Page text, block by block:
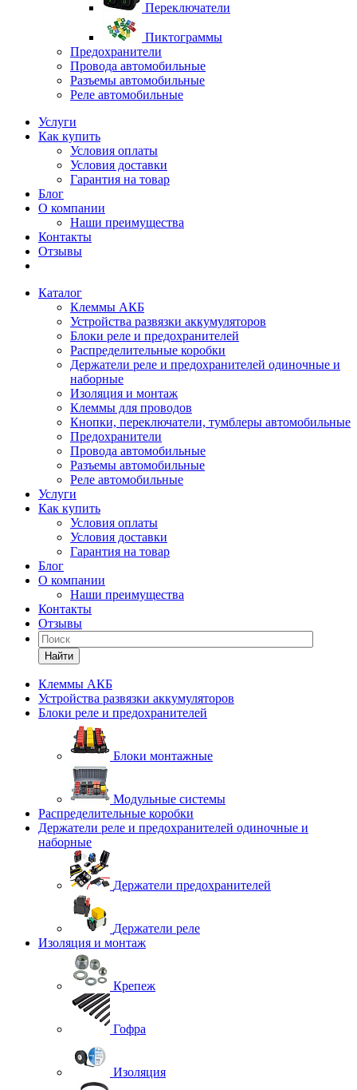
Переключатели
Пиктограммы
Предохранители
Провода автомобильные
Разъемы автомобильные
Реле автомобильные
Услуги
Как купить
Условия оплаты
Условия доставки
Гарантия на товар
Блог
О компании
Наши преимущества
Контакты
Отзывы
Каталог
Клеммы АКБ
Устройства развязки аккумуляторов
Блоки реле и предохранителей
Распределительные коробки
Держатели реле и предохранителей одиночные и
наборные
Изоляция и монтаж
Клеммы для проводов
Кнопки, переключатели, тумблеры автомобильные
Предохранители
Провода автомобильные
Разъемы автомобильные
Реле автомобильные
Услуги
Как купить
Условия оплаты
Условия доставки
Гарантия на товар
Блог
О компании
Наши преимущества
Контакты
Отзывы
Найти
Клеммы АКБ
Устройства развязки аккумуляторов
Блоки реле и предохранителей
Блоки монтажные
Модульные системы
Распределительные коробки
Держатели реле и предохранителей одиночные и
наборные
Держатели предохранителей
Держатели реле
Изоляция и монтаж
Крепеж
Гофра
Изоляция